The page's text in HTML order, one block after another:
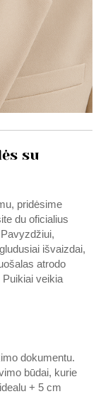
su
pridėsime
du oficialius
išvaizdai,
atrodo
Puikiai veikia
dokumentu.
būdai, kurie
+ 5 cm